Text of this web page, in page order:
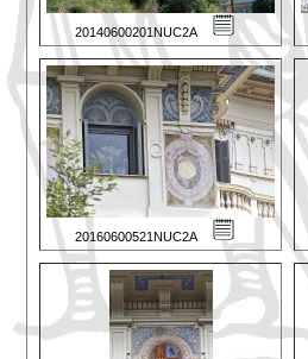
20140600201NUC2A
20160600521NUC2A